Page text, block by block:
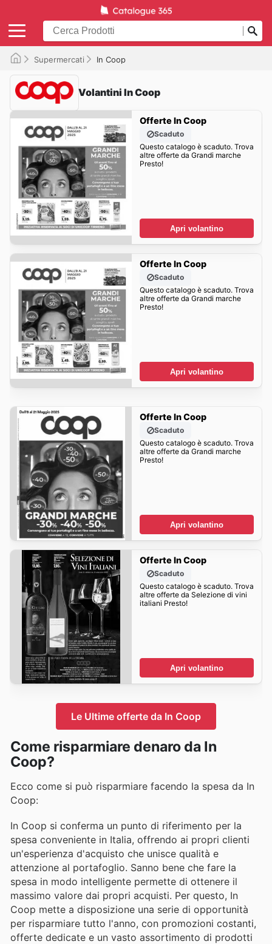
Supermercati In Coop
Volantini In Coop
Offerte In Coop
Scaduto
Questo catalogo è scaduto. Trova
altre offerte da Grandi marche
Presto!
Apri volantino
Offerte In Coop
Scaduto
Questo catalogo è scaduto. Trova
altre offerte da Grandi marche
Presto!
Apri volantino
Offerte In Coop
Scaduto
Questo catalogo è scaduto. Trova
altre offerte da Grandi marche
Presto!
Apri volantino
Offerte In Coop
Scaduto
Questo catalogo è scaduto. Trova
altre offerte da Selezione di vini
italiani Presto!
Apri volantino
Le Ultime offerte da In Coop
Come risparmiare denaro da In
Coop?
Ecco come si può risparmiare facendo la spesa da In
Coop:
In Coop si conferma un punto di riferimento per la
spesa conveniente in Italia, offrendo ai propri clienti
un'esperienza d'acquisto che unisce qualità e
attenzione al portafoglio. Sanno bene che fare la
spesa in modo intelligente permette di ottenere il
massimo valore dai propri acquisti. Per questo, In
Coop mette a disposizione una serie di opportunità
per risparmiare tutto l'anno, con promozioni costanti,
offerte dedicate e un vasto assortimento di prodotti